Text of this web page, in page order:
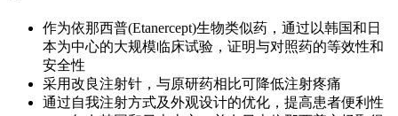
作为依那西普(Etanercept)生物类似药，通过以韩国和日
本为中心的大规模临床试验，证明与对照药的等效性和
安全性
采用改良注射针，与原研药相比可降低注射疼痛
通过自我注射方式及外观设计的优化，提高患者便利性